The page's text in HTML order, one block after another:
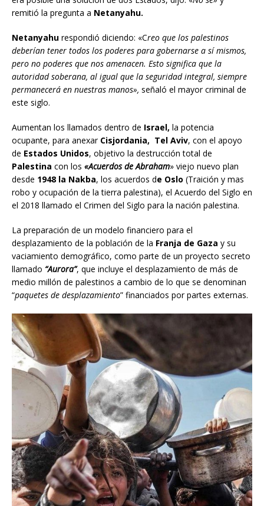
remitió la pregunta a Netanyahu.
Netanyahu respondió diciendo: «Creo que los palestinos
deberían tener todos los poderes para gobernarse a sí mismos,
pero no poderes que nos amenacen. Esto significa que la
autoridad soberana, al igual que la seguridad integral, siempre
permanecerá en nuestras manos», señaló el mayor criminal de
este siglo.
Aumentan los llamados dentro de Israel, la potencia
ocupante, para anexar Cisjordania, Tel Aviv, con el apoyo
de Estados Unidos, objetivo la destrucción total de
Palestina con los «Acuerdos de Abraham» viejo nuevo plan
desde 1948 la Nakba, los acuerdos de Oslo (Traición y mas
robo y ocupación de la tierra palestina), el Acuerdo del Siglo en
el 2018 llamado el Crimen del Siglo para la nación palestina.
La preparación de un modelo financiero para el
desplazamiento de la población de la Franja de Gaza y su
vaciamiento demográfico, como parte de un proyecto secreto
llamado “Aurora”, que incluye el desplazamiento de más de
medio millón de palestinos a cambio de lo que se denominan
“paquetes de desplazamiento” financiados por partes externas.